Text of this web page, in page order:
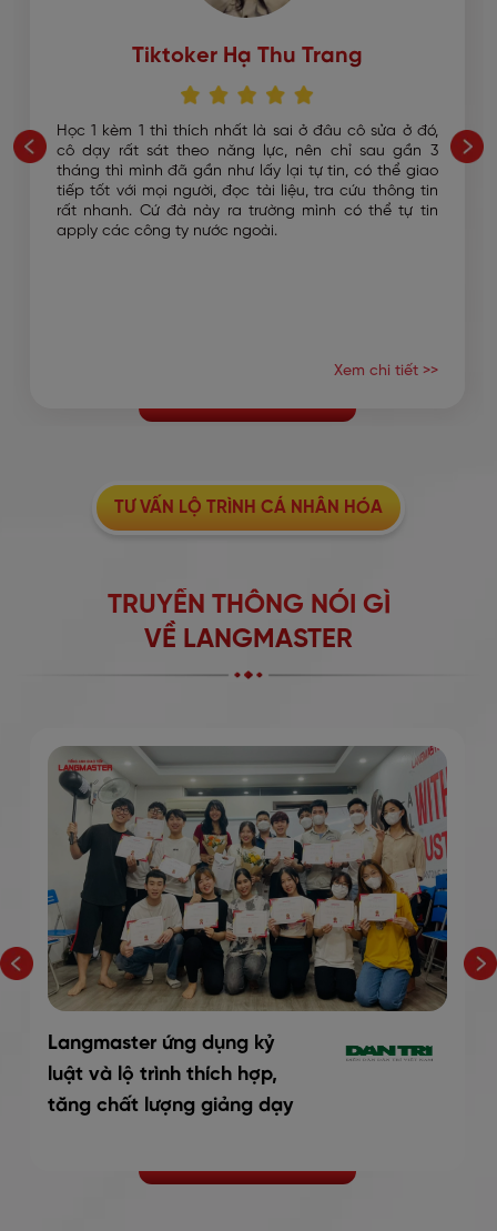
Tiktoker Hạ Thu Trang
Học 1 kèm 1 thì thích nhất là sai ở đâu cô sửa ở đó,
cô dạy rất sát theo năng lực, nên chỉ sau gần 3
tháng thì mình đã gần như lấy lại tự tin, có thể giao
tiếp tốt với mọi người, đọc tài liệu, tra cứu thông tin
rất nhanh. Cứ đà này ra trường mình có thể tự tin
apply các công ty nước ngoài.
Xem chi tiết >>
TƯ VẤN LỘ TRÌNH CÁ NHÂN HÓA
TRUYỀN THÔNG NÓI GÌ
VỀ LANGMASTER
Langmaster ứng dụng kỷ
luật và lộ trình thích hợp,
tăng chất lượng giảng dạy